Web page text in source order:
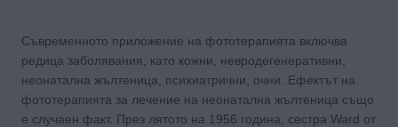
Съвременното приложение на фототерапията включва
редица заболявания, като кожни, невродегенеративни,
неонатална жълтеница, психиатрични, очни. Ефектът на
фототерапията за лечение на неонатална жълтеница също
е случаен факт. През лятото на 1956 година, сестра Ward от